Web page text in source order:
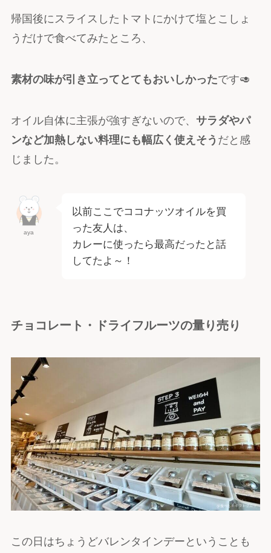
帰国後にスライスしたトマトにかけて塩とこしょ
うだけで食べてみたところ、
素材の味が引き立ってとてもおいしかったです🥑
オイル自体に主張が強すぎないので、 サラダやパ
ンなど加熱しない料理にも幅広く使えそう だと感
じました。
aya
以前ここでココナッツオイルを買
った友人は、
カレーに使ったら最高だったと話
してたよ～！
チョコレート・ドライフルーツの量り売り
この日はちょうどバレンタインデーということも